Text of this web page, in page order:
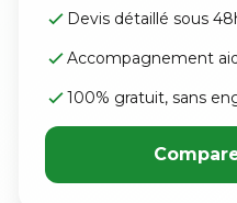
Devis détaillé sous
Accompagnement
100% gratuit, sans